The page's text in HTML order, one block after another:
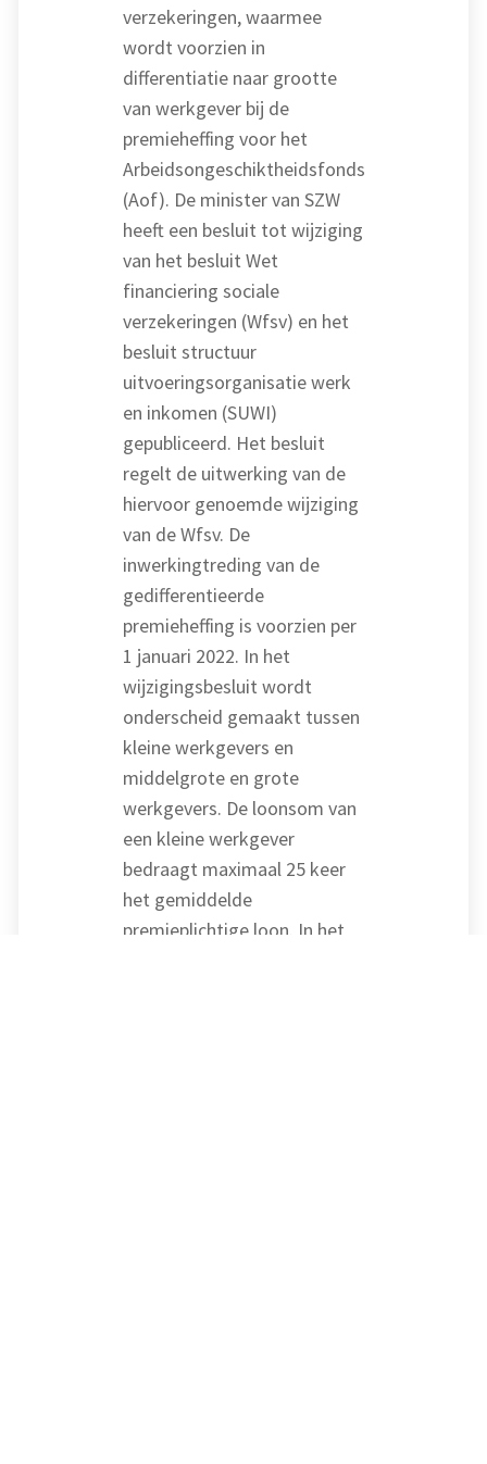
verzekeringen, waarmee
wordt voorzien in
differentiatie naar grootte
van werkgever bij de
premieheffing voor het
Arbeidsongeschiktheidsfonds
(Aof). De minister van SZW
heeft een besluit tot wijziging
van het besluit Wet
financiering sociale
verzekeringen (Wfsv) en het
besluit structuur
uitvoeringsorganisatie werk
en inkomen (SUWI)
gepubliceerd. Het besluit
regelt de uitwerking van de
hiervoor genoemde wijziging
van de Wfsv. De
inwerkingtreding van de
gedifferentieerde
premieheffing is voorzien per
1 januari 2022. In het
wijzigingsbesluit wordt
onderscheid gemaakt tussen
kleine werkgevers en
middelgrote en grote
werkgevers. De loonsom van
een kleine werkgever
bedraagt maximaal 25 keer
het gemiddelde
premieplichtige loon. In het